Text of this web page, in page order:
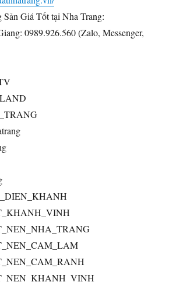
Giá Tốt tại Nha Trang:
0989.926.560 (Zalo, Messenger,